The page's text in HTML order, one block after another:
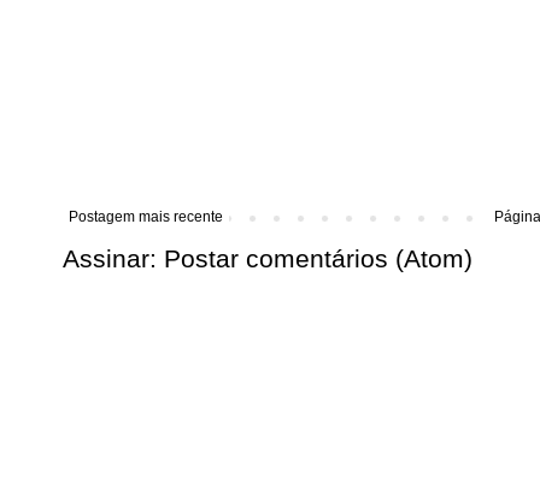
Postagem mais recente
Assinar: Postar comentários (Atom)